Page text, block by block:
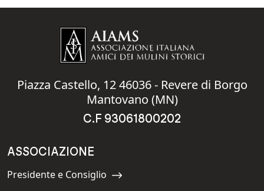
Piazza Castello, 12 46036 - Revere di Borgo
Mantovano (MN)
C.F 93061800202
ASSOCIAZIONE
Navigate to:
Presidente e Consiglio